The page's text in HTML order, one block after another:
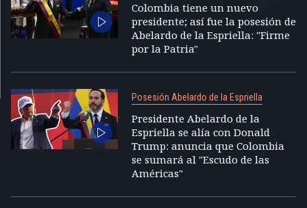
Colombia tiene un nuevo
presidente; así fue la posesión de
Abelardo de la Espriella: "Firme
por la Patria"
Posesión Abelardo de la Espriella
Presidente Abelardo de la
Espriella se alía con Donald
Trump: anuncia que Colombia
se sumará al "Escudo de las
Américas"